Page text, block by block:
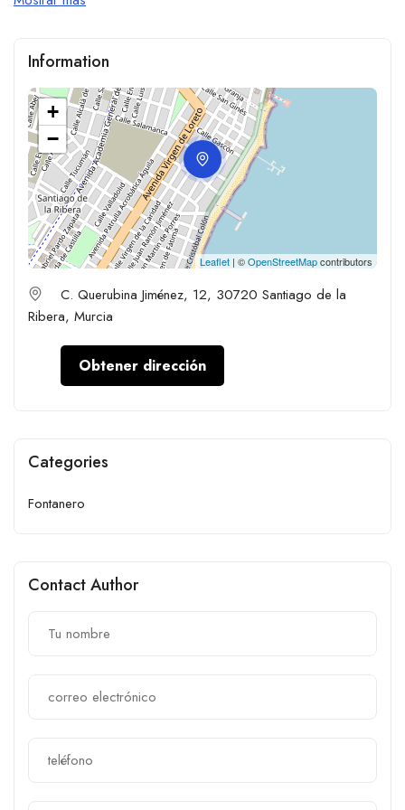
Information
+
−
Leaflet | ©OpenStreetMapcontributors
C. Querubina Jiménez, 12, 30720 Santiago de la
Ribera, Murcia
Obtener dirección
Categories
Fontanero
Contact Author